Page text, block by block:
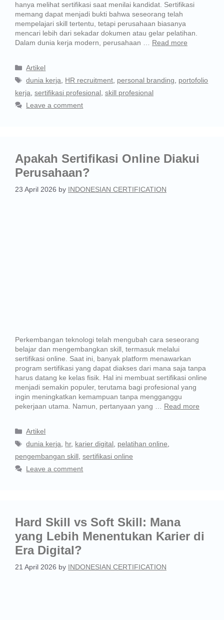
hanya melihat sertifikasi saat menilai kandidat. Sertifikasi
memang dapat menjadi bukti bahwa seseorang telah
mempelajari skill tertentu, tetapi perusahaan biasanya
mencari lebih dari sekadar dokumen atau gelar pelatihan.
Dalam dunia kerja modern, perusahaan … Read more
Artikel
dunia kerja, HR recruitment, personal branding, portofolio
kerja, sertifikasi profesional, skill profesional
Leave a comment
Apakah Sertifikasi Online Diakui
Perusahaan?
23 April 2026 by INDONESIAN CERTIFICATION
Perkembangan teknologi telah mengubah cara seseorang
belajar dan mengembangkan skill, termasuk melalui
sertifikasi online. Saat ini, banyak platform menawarkan
program sertifikasi yang dapat diakses dari mana saja tanpa
harus datang ke kelas fisik. Hal ini membuat sertifikasi online
menjadi semakin populer, terutama bagi profesional yang
ingin meningkatkan kemampuan tanpa mengganggu
pekerjaan utama. Namun, pertanyaan yang … Read more
Artikel
dunia kerja
hr, karier digital pelatihan online
pengembangan skill sertifikasi online
Leave a comment
Hard Skill vs Soft Skill: Mana
yang Lebih Menentukan Karier di
Era Digital?
21 April 2026 by INDONESIAN CERTIFICATION